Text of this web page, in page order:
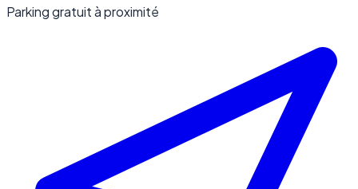
Parking gratuit à proximité